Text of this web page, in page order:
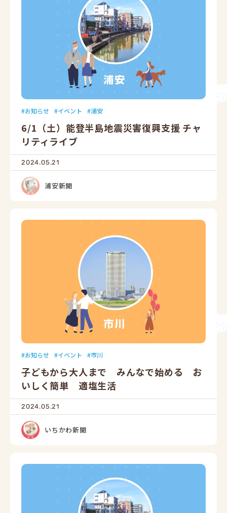
お知らせ イベント 浦安
6/1（土）能登半島地震災害復興支援 チャ
リティライブ
2024.05.21
浦安新聞
お知らせ イベント 市川
子どもから大人まで みんなで始める お
いしく簡単 適塩生活
2024.05.21
いちかわ新聞